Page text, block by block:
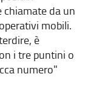
chiamate da un
mobili.
è
i tre puntini o
numero"